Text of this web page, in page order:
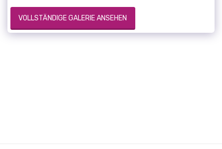
VOLLSTÄNDIGE GALERIE ANSEHEN